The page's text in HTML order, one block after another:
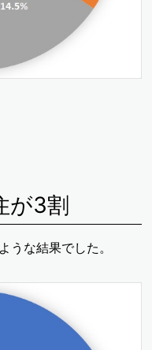
が3割
うな結果でした。